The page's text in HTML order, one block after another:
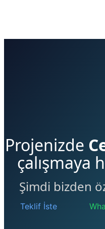
Projenizde
çalışmaya
Şimdi bizden
Teklif İste